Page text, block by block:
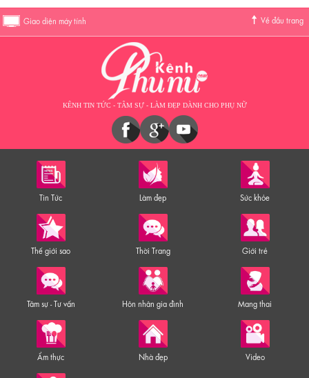
Giao diện máy tính Về đầu trang
KÊNH TIN TỨC - TÂM SỰ - LÀM ĐẸP DÀNH CHO PHỤ NỮ
Tin Tức Làm đẹp Sức khỏe
Thế giới sao Thời Trang Giới trẻ
Tâm sự - Tư vấn Hôn nhân gia đình Mang thai
Ẩm thực Nhà đẹp Video